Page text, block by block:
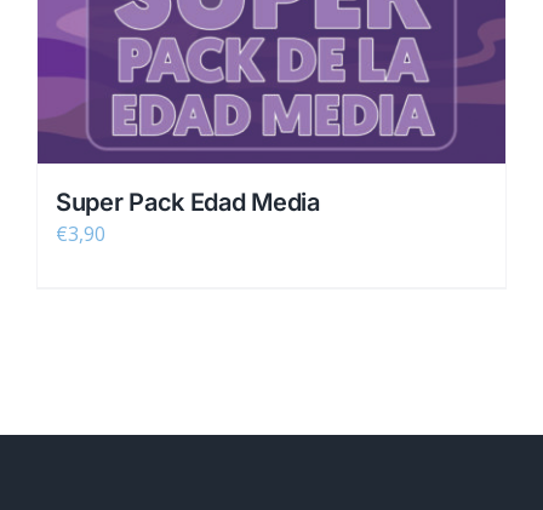
Super Pack Edad Media
€3,90